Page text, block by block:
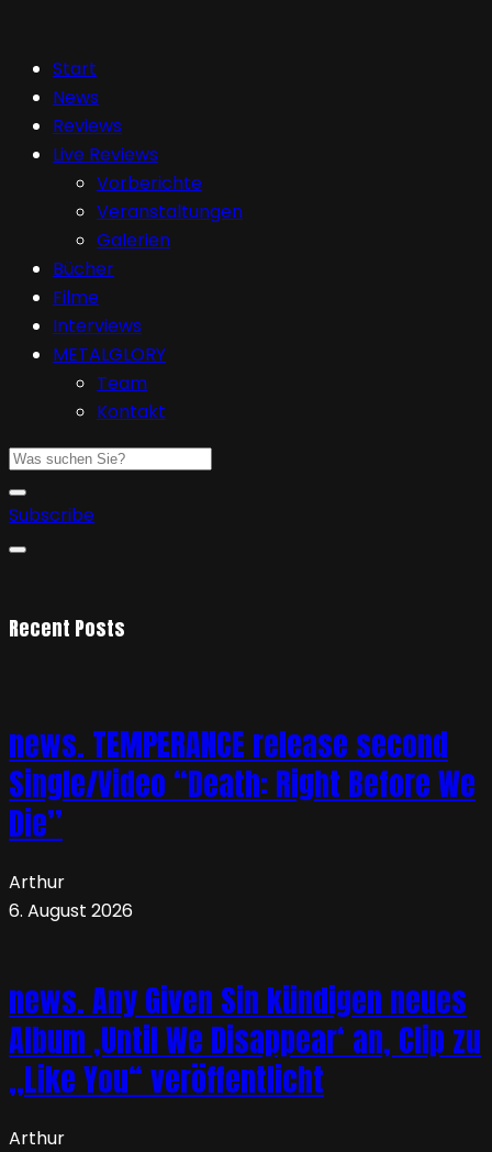
Start
News
Reviews
Live Reviews
Vorberichte
Veranstaltungen
Galerien
Bücher
Filme
Interviews
METALGLORY
Team
Kontakt
Subscribe
Recent Posts
news. TEMPERANCE release second
Single/Video “Death: Right Before We
Die”
Arthur
6. August 2026
news. Any Given Sin kündigen neues
Album ‚Until We Disappear‘ an, Clip zu
„Like You“ veröffentlicht
Arthur